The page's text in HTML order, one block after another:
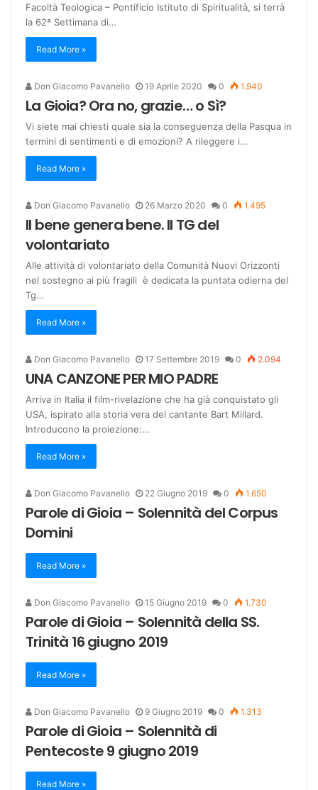
Facoltà Teologica – Pontificio Istituto di Spiritualità, si terrà
la 62ª Settimana di…
Read More »
Don Giacomo Pavanello 19 Aprile 2020 0 1.940
La Gioia? Ora no, grazie… o Sì?
Vi siete mai chiesti quale sia la conseguenza della Pasqua in
termini di sentimenti e di emozioni? A rileggere i…
Read More »
Don Giacomo Pavanello 26 Marzo 2020 0 1.495
Il bene genera bene. Il TG del
volontariato
Alle attività di volontariato della Comunità Nuovi Orizzonti
nel sostegno ai più fragili è dedicata la puntata odierna del
Tg…
Read More »
Don Giacomo Pavanello 17 Settembre 2019 0 2.094
UNA CANZONE PER MIO PADRE
Arriva in Italia il film-rivelazione che ha già conquistato gli
USA, ispirato alla storia vera del cantante Bart Millard.
Introducono la proiezione:…
Read More »
Don Giacomo Pavanello 22 Giugno 2019 0 1.650
Parole di Gioia – Solennità del Corpus
Domini
Read More »
Don Giacomo Pavanello 15 Giugno 2019 0 1.730
Parole di Gioia – Solennità della SS.
Trinità 16 giugno 2019
Read More »
Don Giacomo Pavanello 9 Giugno 2019 0 1.313
Parole di Gioia – Solennità di
Pentecoste 9 giugno 2019
Read More »